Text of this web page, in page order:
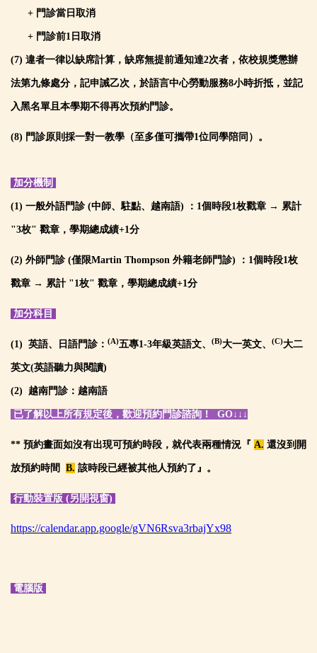
+ 門診當日取消
+ 門診前1日取消
(7) 違者一律以缺席計算，缺席無提前通知達2次者，依校規獎懲辦
法第九條處分，記申誡乙次，於語言中心勞動服務8小時折抵， 並記
入黑名單且本學期不得再次預約門診。
(8) 門診原則採一對一教學（至多僅可攜帶1位同學陪同）。
加分機制
(1) 一般外語門診 (中師、駐點、越南語) ：1個時段1枚戳章 → 累計
"3枚" 戳章 ，學期總成績+1分
(2) 外師門診(僅限Martin Thompson 外籍老師門診) ： 1個時段1枚
戳章 → 累計 "1枚" 戳章，學期總成績+1分
加分科目
(1) 英語、日語門診： (A)五專1-3年級英語文、 (B)大一英文、 (C)大二
英文(英語聽力與閱讀)
(2) 越南門診：越南語
已了解以上所有規定後，歡迎預約門診諮詢！ GO↓ ↓ ↓
** 預約畫面如沒有出現可預約時段，就代表兩種情況『 A. 還沒到開
放預約時間 B. 該時段已經被其他人預約了』。
行動裝置版 (另開視窗)
https://calendar.app.google/gVN6Rsva3rbajYx98
電腦版